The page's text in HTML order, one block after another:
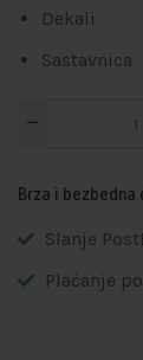
Dekali
Sastavnica
Brza i bezbedna
Slanje
Plaćanje